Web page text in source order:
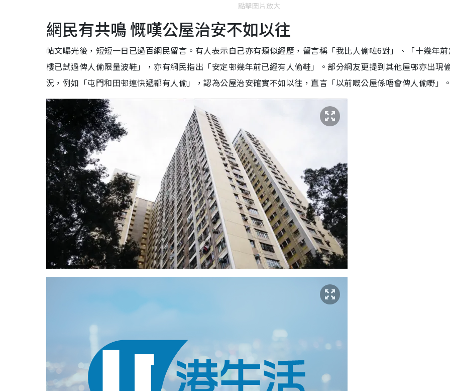
點擊圖片放大
網民有共鳴 慨嘆公屋治安不如以往
帖文曝光後，短短一日已過百網民留言。有人表示自己亦有類似經歷，留言稱「我比人偷咗6對」、「十幾年
樓已試過俾人偷限量波鞋」，亦有網民指出「安定邨幾年前已經有人偷鞋」。部分網友更提到其他屋邨亦出現
況，例如「屯門和田邨連快遞都有人偷」，認為公屋治安確實不如以往，直言「以前嘅公屋係唔會俾人偷嘢」。